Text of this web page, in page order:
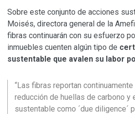
Sobre este conjunto de acciones
Moisés, directora general de la
fibras continuarán con su esfuerzo
inmuebles cuenten algún tipo de
sustentable que avalen su labor
“Las fibras reportan
reducción de huellas de carbono y
sustentable como ´due diligence´